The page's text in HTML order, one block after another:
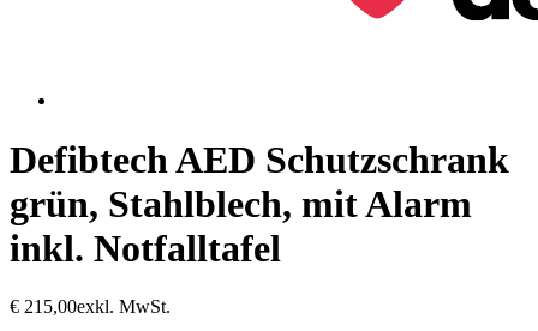
Defibtech AED Schutzschrank
grün, Stahlblech, mit Alarm
inkl. Notfalltafel
€ 215,00exkl. MwSt.